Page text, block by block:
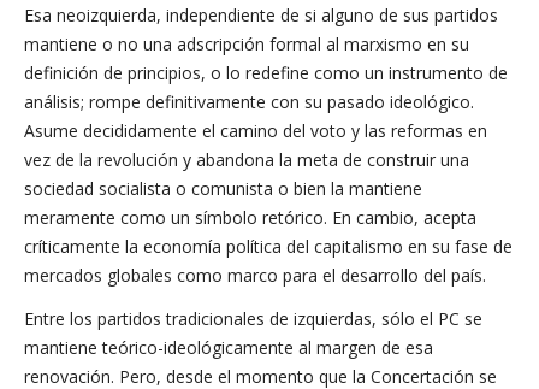
Esa neoizquierda, independiente de si alguno de sus partidos
mantiene o no una adscripción formal al marxismo en su
definición de principios, o lo redefine como un instrumento de
análisis; rompe definitivamente con su pasado ideológico.
Asume decididamente el camino del voto y las reformas en
vez de la revolución y abandona la meta de construir una
sociedad socialista o comunista o bien la mantiene
meramente como un símbolo retórico. En cambio, acepta
críticamente la economía política del capitalismo en su fase de
mercados globales como marco para el desarrollo del país.
Entre los partidos tradicionales de izquierdas, sólo el PC se
mantiene teórico-ideológicamente al margen de esa
renovación. Pero, desde el momento que la Concertación se